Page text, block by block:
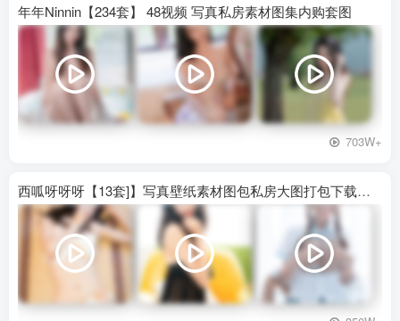
年年Ninnin【234套】 48视频 写真私房素材图集内购套图
703W+
西呱呀呀呀【13套]】写真壁纸素材图包私房大图打包下载百度网盘